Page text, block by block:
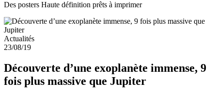
Des posters Haute définition prêts à imprimer
Actualités
23/08/19
Découverte d’une exoplanète immense, 9
fois plus massive que Jupiter